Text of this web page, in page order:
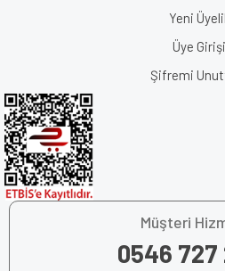
Yeni
Üye Girişi
Şifremi
Müşteri
0546 727